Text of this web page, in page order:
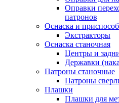
Оправки
патронов
Оснаска и
Экстракторы
Оснаска станочная
Центры и
Державки
Патроны станочные
Патроны
Плашки
Плашки для